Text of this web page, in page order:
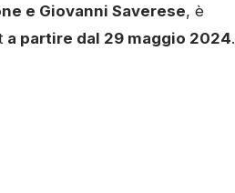
e Giovanni Saverese, è
a partire dal 29 maggio 2024.